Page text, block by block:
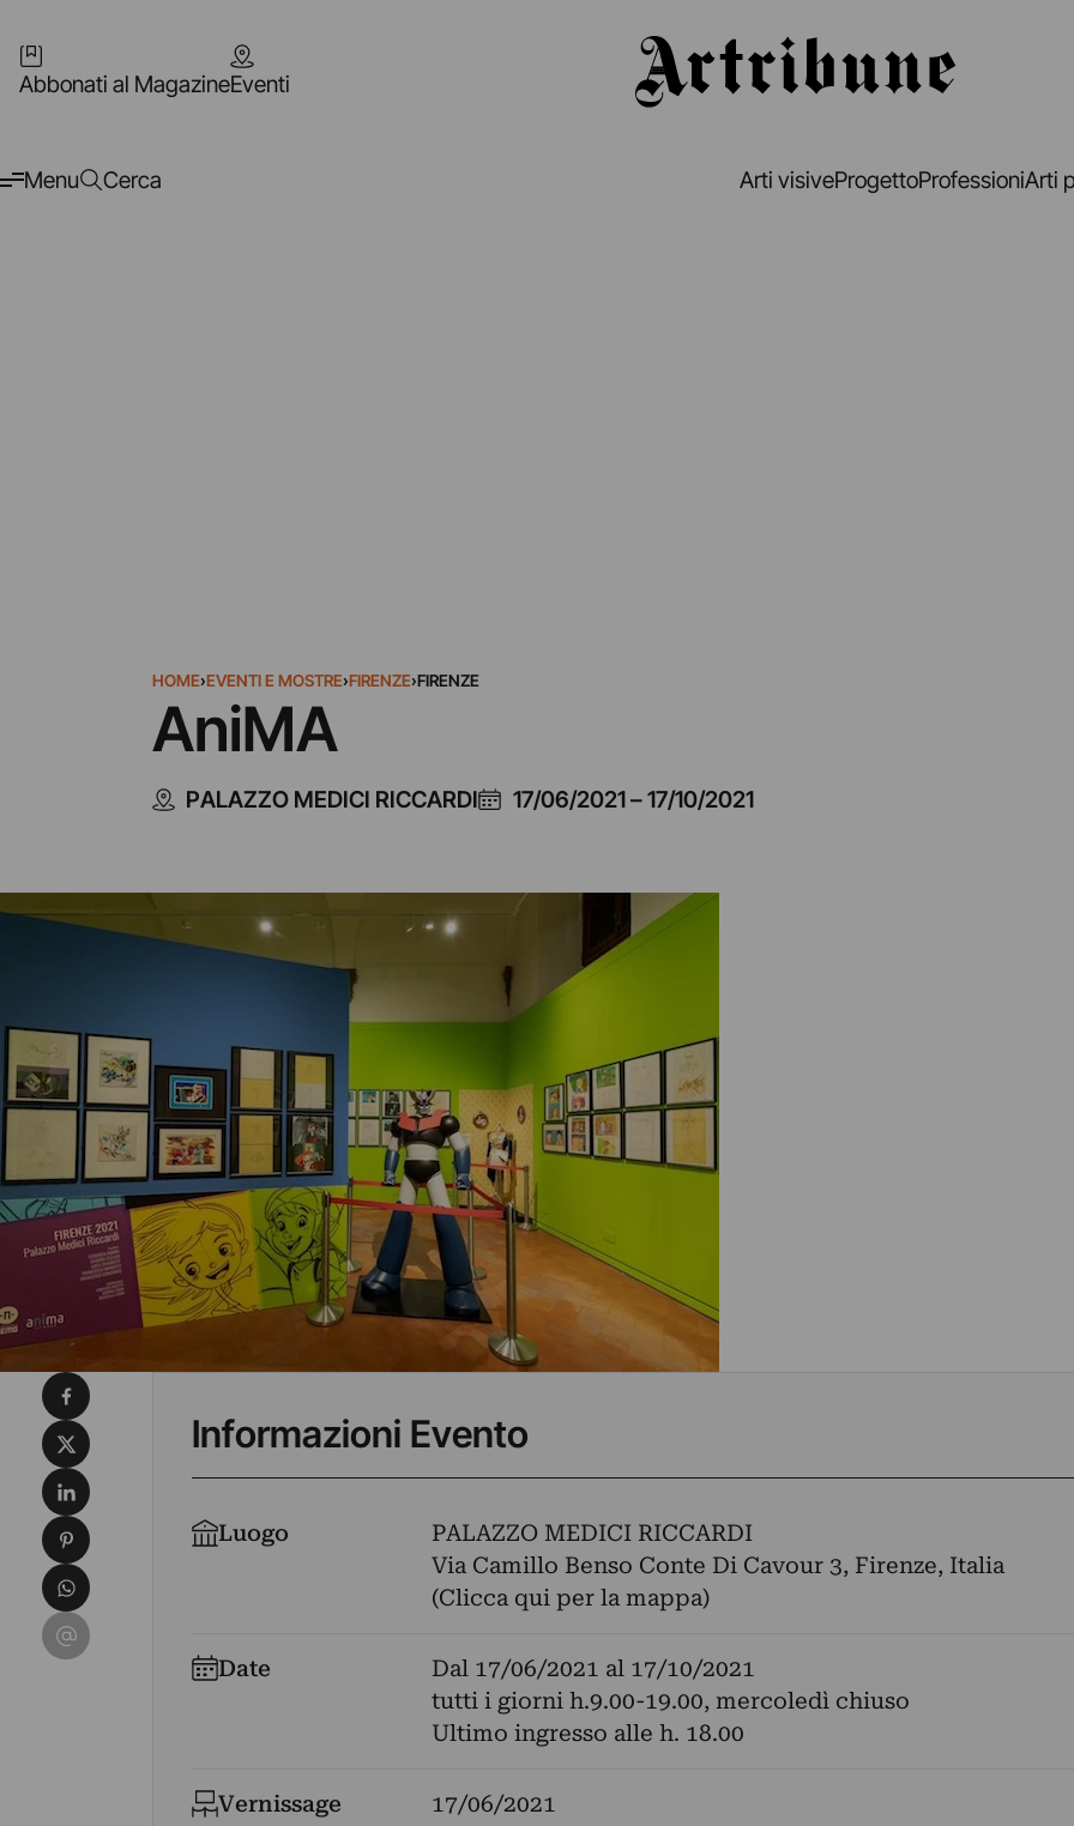
Abbonati al MagazineEventi
Menu Cerca Arti visiveProgettoProfessioniArti
HOME›EVENTI E MOSTRE›FIRENZE›FIRENZE
AniMA
PALAZZO MEDICI RICCARDI 17/06/2021–17/10/2021
Informazioni Evento
Luogo
PALAZZO MEDICI RICCARDI
Via Camillo Benso Conte Di Cavour 3, Firenze, Italia
(Clicca qui per la mappa)
Date Dal 17/06/2021 al 17/10/2021
tutti i giorni h.9.00-19.00, mercoledì chiuso
Ultimo ingresso alle h. 18.00
Vernissage 17/06/2021
Condividi su Facebook
Condividi su X
Condividi su LinkedIn
Condividi su Pinterest
Condividi su WhatsApp
Condividi su Email